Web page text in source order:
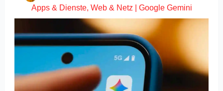
Apps & Dienste, Web & Netz Google Gemini